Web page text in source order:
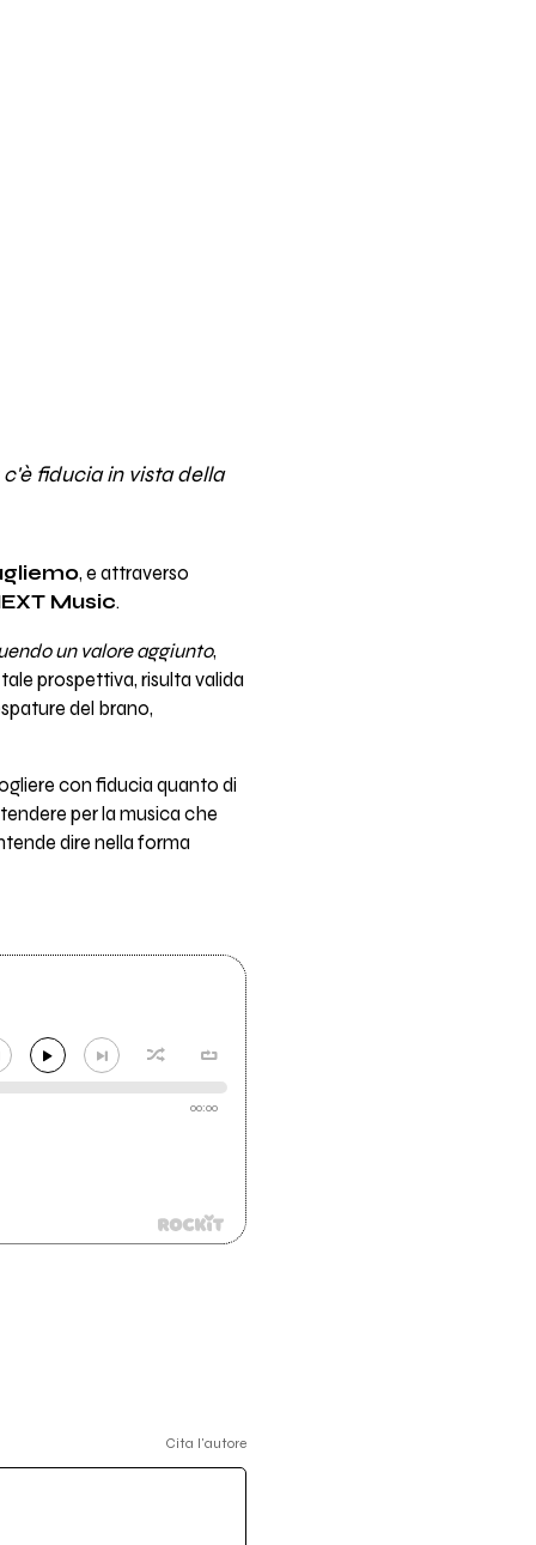
fiducia in vista della
, e attraverso
Music.
un valore aggiunto,
prospettiva, risulta valida
del brano,
con fiducia quanto di
per la musica che
dire nella forma
00:00
Cita l'autore